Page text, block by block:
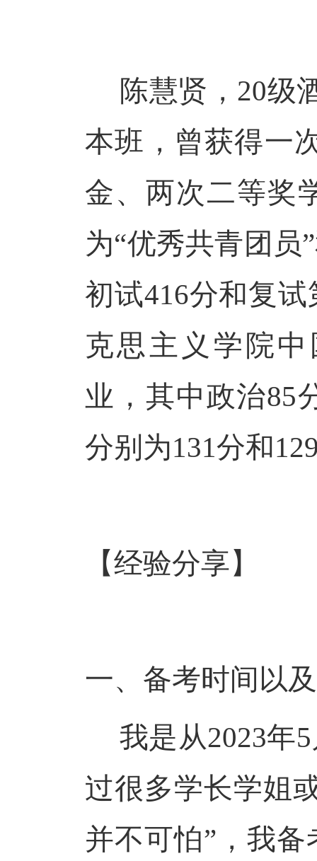
陈慧贤， 20级
本班，曾获得一
金、两次二等奖
为“优秀共青团员
初试416分和复
克思主义学院
业，其中政治85
分别为131分和
【经验分享】
一、备考时间以
我是从2023年
过很多学长学姐
并不可怕”，我